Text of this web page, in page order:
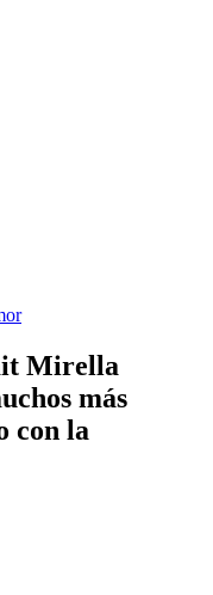
Mirella
más
con la